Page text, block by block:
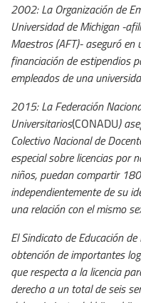
2002: La Organización de
Universidad de Michigan -
Maestros (AFT)- aseguró en
financiación de estipendios
empleados de una
2015: La Federación
Universitarios(CONADU)
Colectivo Nacional de
especial sobre licencias por
niños, puedan compartir
independientemente de su
una relación con el mismo
El Sindicato de Educación
obtención de importantes
que respecta a la licencia
derecho a un total de seis